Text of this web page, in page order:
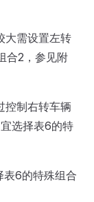
大需设置左转
合2，参见附
控制右转车辆
选择表6的特
6的特殊组合